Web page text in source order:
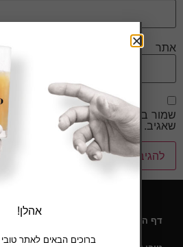
אתר
שמור בדפדפן זה את השם, האימייל
שאגיב.
דף הבית
אהלן!
ברוכים הבאים לאתר טובי 60 ישראל